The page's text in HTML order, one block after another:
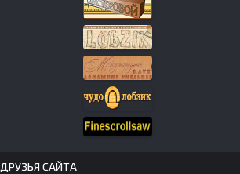
ДРУЗЬЯ САЙТА